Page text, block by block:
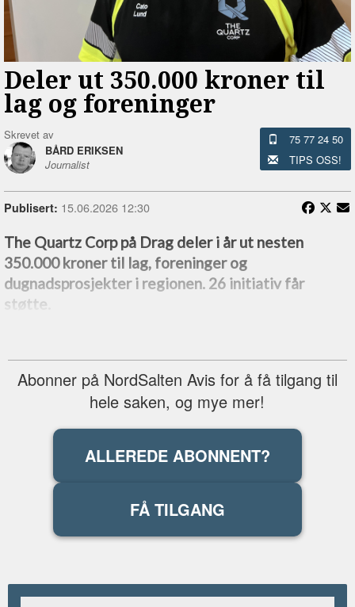
Deler ut 350.000 kroner til
lag og foreninger
Skrevet av
BÅRD ERIKSEN
Journalist
75 77 24 50
TIPS OSS!
Publisert: 15.06.2026 12:30
The Quartz Corp på Drag deler i år ut nesten
350.000 kroner til lag, foreninger og
dugnadsprosjekter i regionen. 26 initiativ får
støtte.
Abonner på NordSalten Avis for å få tilgang til
hele saken, og mye mer!
ALLEREDE ABONNENT?
FÅ TILGANG